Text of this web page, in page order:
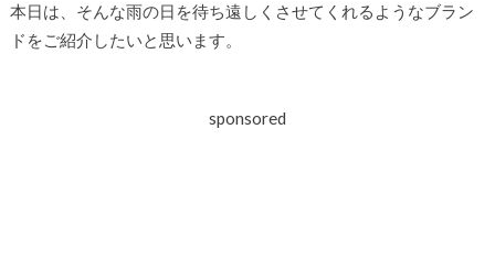
本日は、そんな雨の日を待ち遠しくさせてくれるようなブラン
ドをご紹介したいと思います。
sponsored